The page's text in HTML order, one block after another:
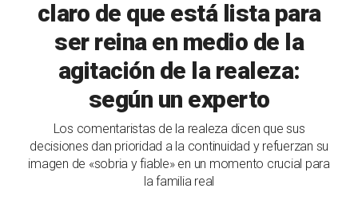
claro de que está lista para
ser reina en medio de la
agitación de la realeza:
según un experto
Los comentaristas de la realeza dicen que sus
decisiones dan prioridad a la continuidad y refuerzan su
imagen de «sobria y fiable» en un momento crucial para
la familia real